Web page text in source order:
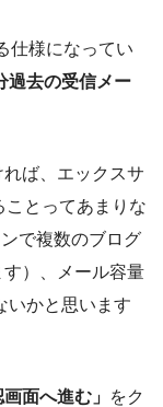
仕様になってい
過去の受信メー
ば、エックスサ
とってあまりな
で複数のブログ
）、メール容量
いかと思います
画面へ進む」 をク